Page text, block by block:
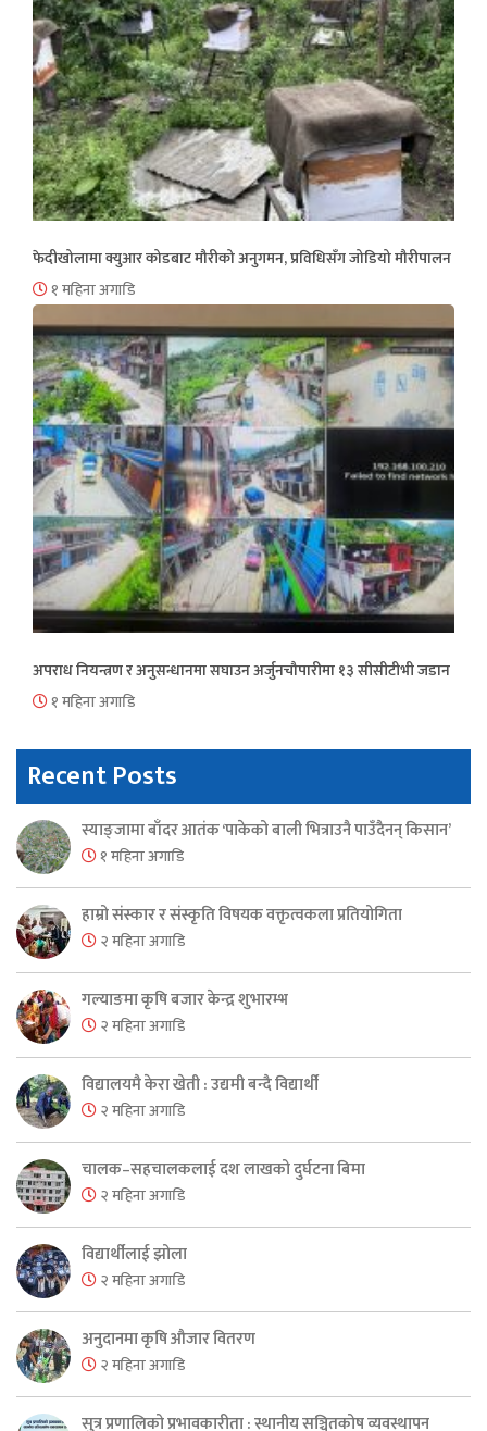
फेदीखोलामा क्युआर कोडबाट मौरीको अनुगमन, प्रविधिसँग जोडियो मौरीपालन
१ महिना अगाडि
अपराध नियन्त्रण र अनुसन्धानमा सघाउन अर्जुनचौपारीमा १३ सीसीटीभी जडान
१ महिना अगाडि
Recent Posts
स्याङ्जामा बाँदर आतंक ‘पाकेको बाली भित्राउनै पाउँदैनन् किसान’
१ महिना अगाडि
हाम्रो संस्कार र संस्कृति विषयक वक्तृत्वकला प्रतियोगिता
२ महिना अगाडि
गल्याङमा कृषि बजार केन्द्र शुभारम्भ
२ महिना अगाडि
विद्यालयमै केरा खेती : उद्यमी बन्दै विद्यार्थी
२ महिना अगाडि
चालक–सहचालकलाई दश लाखको दुर्घटना बिमा
२ महिना अगाडि
विद्यार्थीलाई झोला
२ महिना अगाडि
अनुदानमा कृषि औजार वितरण
२ महिना अगाडि
सुत्र प्रणालिको प्रभावकारीता : स्थानीय सञ्चितकोष व्यवस्थापन